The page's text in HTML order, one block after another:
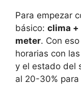
Para empezar
básico: clima +
meter. Con
horarias con
y el estado del
al 20-30%